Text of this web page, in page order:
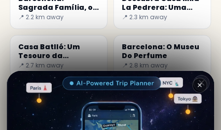
Sagrada Família, o
último projeto de
secreto
📍 2.2 km away
La Pedrera: Uma
Obra-Prima de
📍 2.3 km away
Casa Batlló: Um
Tesouro da
Arquitetura
Modernista
📍 2.7 km away
Barcelona: O Museu
Do Perfume
📍 2.8 km away
Rania Nadal· de Barcelona
Conteúdo editorial verificado · Comunidade Secret
✕